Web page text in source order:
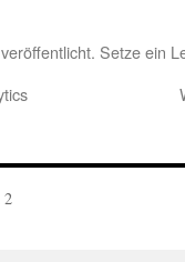
veröffentlicht. Setze ein
2